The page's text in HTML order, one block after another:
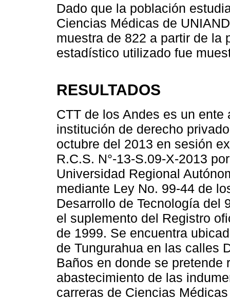
Dado que la población
Ciencias Médicas de
muestra de 822 a partir de la
estadístico utilizado fue
RESULTADOS
CTT de los Andes es un
institución de derecho
octubre del 2013 en sesión
R.C.S. N°-13-S.09-X-2013
Universidad Regional
mediante Ley No. 99-44 de
Desarrollo de Tecnología del
el suplemento del Registro
de 1999. Se encuentra
de Tungurahua en las calles
Baños en donde se
abastecimiento de las
carreras de Ciencias